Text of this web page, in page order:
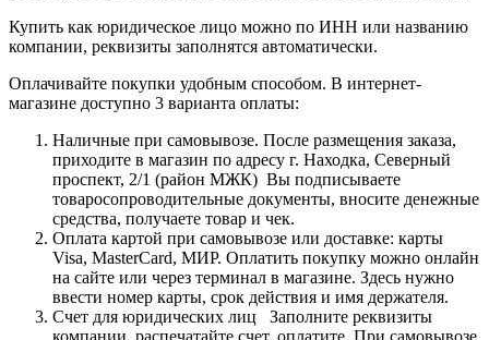
Купить как юридическое лицо можно по ИНН или названию
компании, реквизиты заполнятся автоматически.
Оплачивайте покупки удобным способом. В интернет-
магазине доступно 3 варианта оплаты:
Наличные при самовывозе. После размещения заказа,
приходите в магазин по адресу г. Находка, Северный
проспект, 2/1 (район МЖК) Вы подписываете
товаросопроводительные документы, вносите денежные
средства, получаете товар и чек.
Оплата картой при самовывозе или доставке: карты
Visa, MasterCard, МИР. Оплатить покупку можно онлайн
на сайте или через терминал в магазине. Здесь нужно
ввести номер карты, срок действия и имя держателя.
Счет для юридических лиц Заполните реквизиты
компании, распечатайте счет, оплатите. При самовывозе